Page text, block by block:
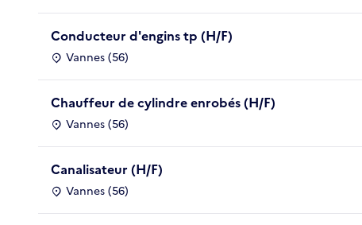
Conducteur d'engins tp (H/F)
Vannes (56)
Chauffeur de cylindre enrobés (H/F)
Vannes (56)
Canalisateur (H/F)
Vannes (56)